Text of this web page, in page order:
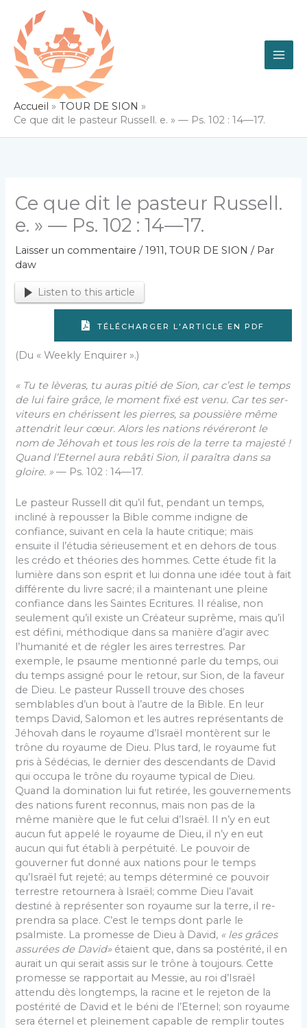
contenu
Accueil
TOUR DE SION
Ce que dit le pasteur Russell. e. » — Ps. 102 : 14—17.
Ce que dit le pasteur Russell.
e. » — Ps. 102 : 14—17.
Laisser un commentaire /1911,TOUR DE SION / Par
daw
Listen to this article
TÉLÉCHARGER L'ARTICLE EN PDF
(Du « Weekly Enquirer ».)
« Tu te lèveras, tu auras pitié de Sion, car c’est le temps
de lui faire grâce, le moment fixé est venu. Car tes ser­
viteurs en chérissent les pierres, sa poussière même
attendrit leur cœur. Alors les nations révéreront le
nom de Jéhovah et tous les rois de la terre ta majesté !
Quand l’Eternel aura rebâti Sion, il paraîtra dans sa
gloire. » — Ps. 102 : 14—17.
Le pasteur Russell dit qu’il fut, pendant un temps,
incliné à repousser la Bible comme indigne de
confiance, suivant en cela la haute critique; mais
ensuite il l’étudia sérieusement et en dehors de tous
les crédo et théories des hommes. Cette étude fit la
lumière dans son esprit et lui donna une idée tout à fait
différente du livre sacré; il a maintenant une pleine
confiance dans les Saintes Ecritures. Il réalise, non
seulement qu’il existe un Créateur suprême, mais qu’il
est défini, mé­thodique dans sa manière d’agir avec
l’humanité et de régler les aires terrestres. Par
exemple, le psaume mentionné parle du temps, oui
du temps assigné pour le retour, sur Sion, de la faveur
de Dieu. Le pasteur Russell trouve des choses
semblables d’un bout à l’autre de la Bible. En leur
temps David, Salomon et les autres représentants de
Jéhovah dans le royaume d’Israël montèrent sur le
trône du royaume de Dieu. Plus tard, le royaume fut
pris à Sédécias, le dernier des descendants de David
qui occupa le trône du royaume typical de Dieu.
Quand la domination lui fut retirée, les gouvernements
des nations furent reconnus, mais non pas de la
même manière que le fut celui d’Israël. Il n’y en eut
aucun fut appelé le royaume de Dieu, il n’y en eut
aucun qui fut établi à perpétuité. Le pouvoir de
gouverner fut donné aux nations pour le temps
qu’Israël fut rejeté; au temps dé­terminé ce pouvoir
terrestre retournera à Israël; comme Dieu l’avait
destiné à représenter son royaume sur la terre, il re­
prendra sa place. C’est le temps dont parle le
psalmiste. La promesse de Dieu à David, « les grâces
assurées de David» étaient que, dans sa postérité, il en
aurait un qui serait assis sur le trône à toujours. Cette
promesse se rapportait au Messie, au roi d’Israël
attendu dès longtemps, la racine et le rejeton de la
postérité de David et le béni de l’Eternel; son royaume
sera éternel et pleinement capable de remplir toutes